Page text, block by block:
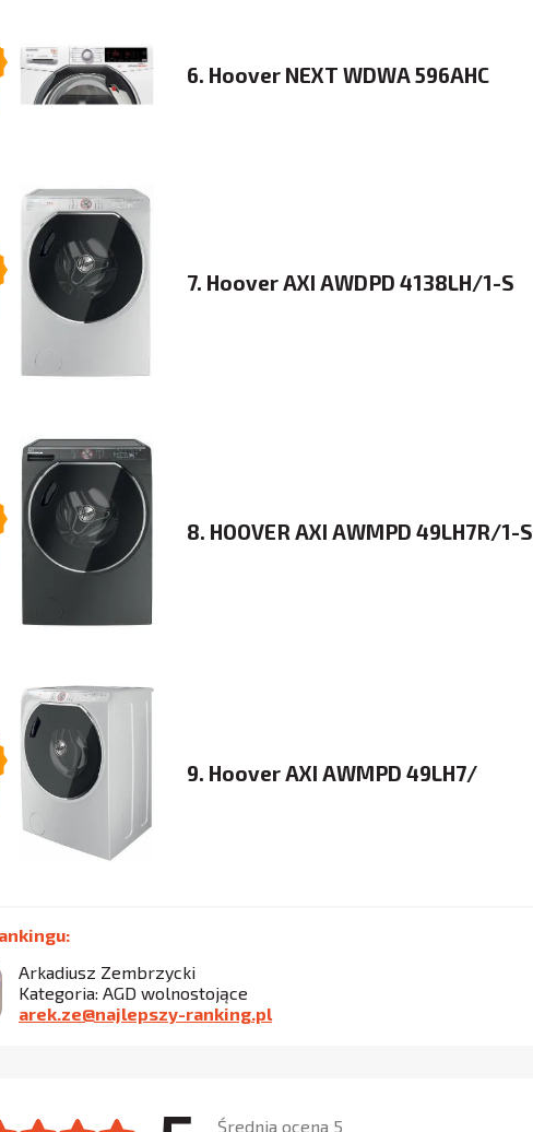
6. Hoover NEXT WDWA 596AHC
7. Hoover AXI AWDPD 4138LH/1-S
8. HOOVER AXI AWMPD 49LH7R/1-S
9. Hoover AXI AWMPD 49LH7/
Arkadiusz Zembrzycki
Kategoria: AGD wolnostojące
arek.ze@najlepszy-ranking.pl
Średnia ocena 5